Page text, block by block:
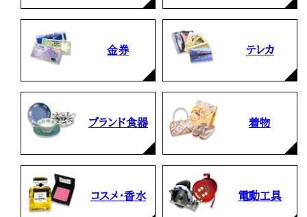
金券 テレカ
ブランド食器 着物
コスメ・香水 電動工具